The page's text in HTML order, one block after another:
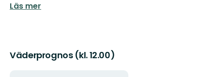
Läs mer
Väderprognos (kl. 12.00)